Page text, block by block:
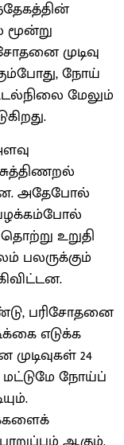
மூன்று
முடிவு
நோய்
மேலும்
அதேபோல்
உறுதி
பலருக்கும்
பரிசோதனை
எடுக்க
24
மட்டுமே நோய்ப்